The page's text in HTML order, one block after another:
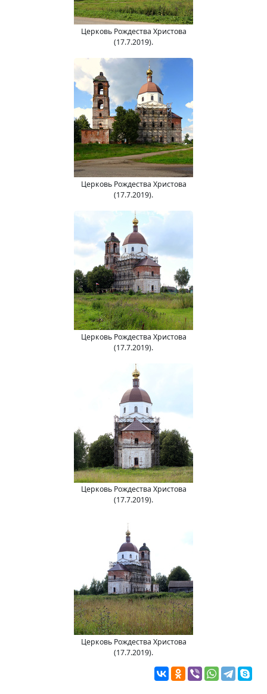
Церковь Рождества Христова
(17.7.2019).
Церковь Рождества Христова
(17.7.2019).
Церковь Рождества Христова
(17.7.2019).
Церковь Рождества Христова
(17.7.2019).
Церковь Рождества Христова
(17.7.2019).